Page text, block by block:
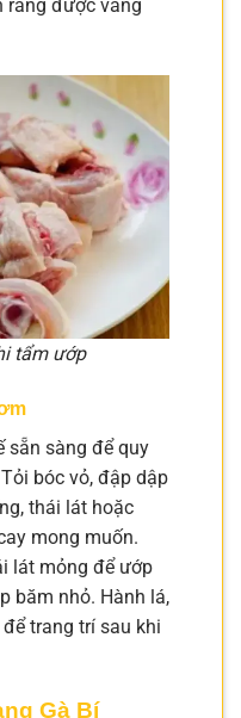
rang được vàng
tẩm ướp
sẵn sàng để quy
bóc vỏ, đập dập
thái lát hoặc
mong muốn.
lát mỏng để ướp
băm nhỏ. Hành lá,
trang trí sau khi
Gà Bí